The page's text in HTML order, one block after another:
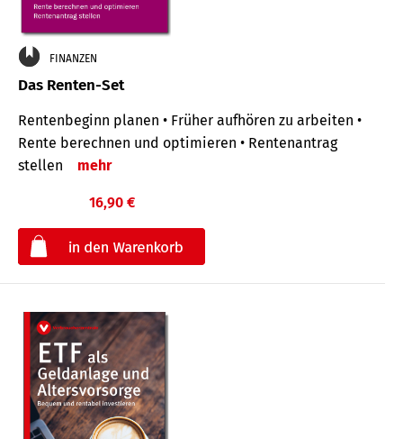
FINANZEN
Das Renten-Set
Rentenbeginn planen • Früher aufhören zu arbeiten •
Rente berechnen und optimieren • Rentenantrag
stellen
mehr
16,90 €